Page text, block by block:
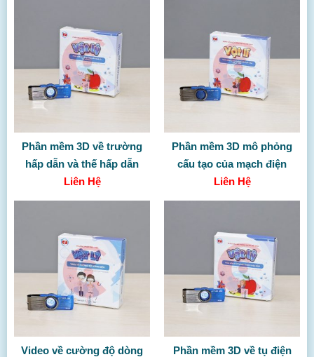
Phần mềm 3D về trường
hấp dẫn và thế hấp dẫn
Liên Hệ
Phần mềm 3D mô phỏng
cấu tạo của mạch điện
Liên Hệ
Video về cường độ dòng
Phần mềm 3D về tụ điện